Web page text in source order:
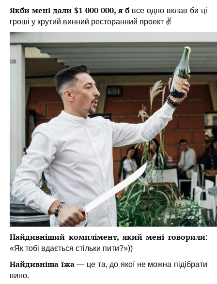
Якби мені дали $1 000 000, я б все одно вклав би ці
гроші у крутий винний ресторанний проект ✌
Найдивніший комплімент, який мені говорили:
«Як тобі вдається стільки пити?»))
Найдивніша їжа— це та, до якої не можна підібрати
вино.